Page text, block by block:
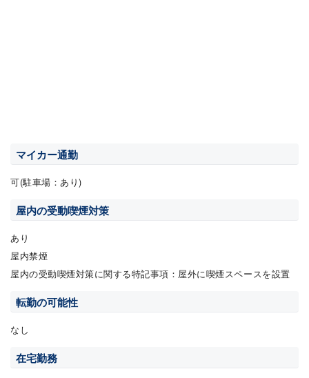
マイカー通勤
可(駐車場：あり)
屋内の受動喫煙対策
あり
屋内禁煙
屋内の受動喫煙対策に関する特記事項：屋外に喫煙スペースを設置
転勤の可能性
なし
在宅勤務